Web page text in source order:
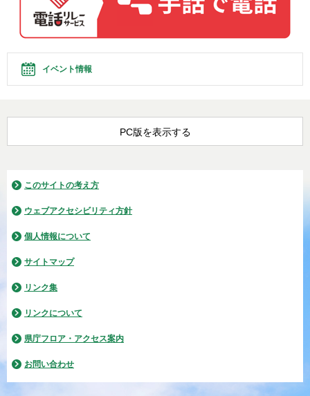
イベント情報
PC版を表示する
このサイトの考え方
ウェブアクセシビリティ方針
個人情報について
サイトマップ
リンク集
リンクについて
県庁フロア・アクセス案内
お問い合わせ